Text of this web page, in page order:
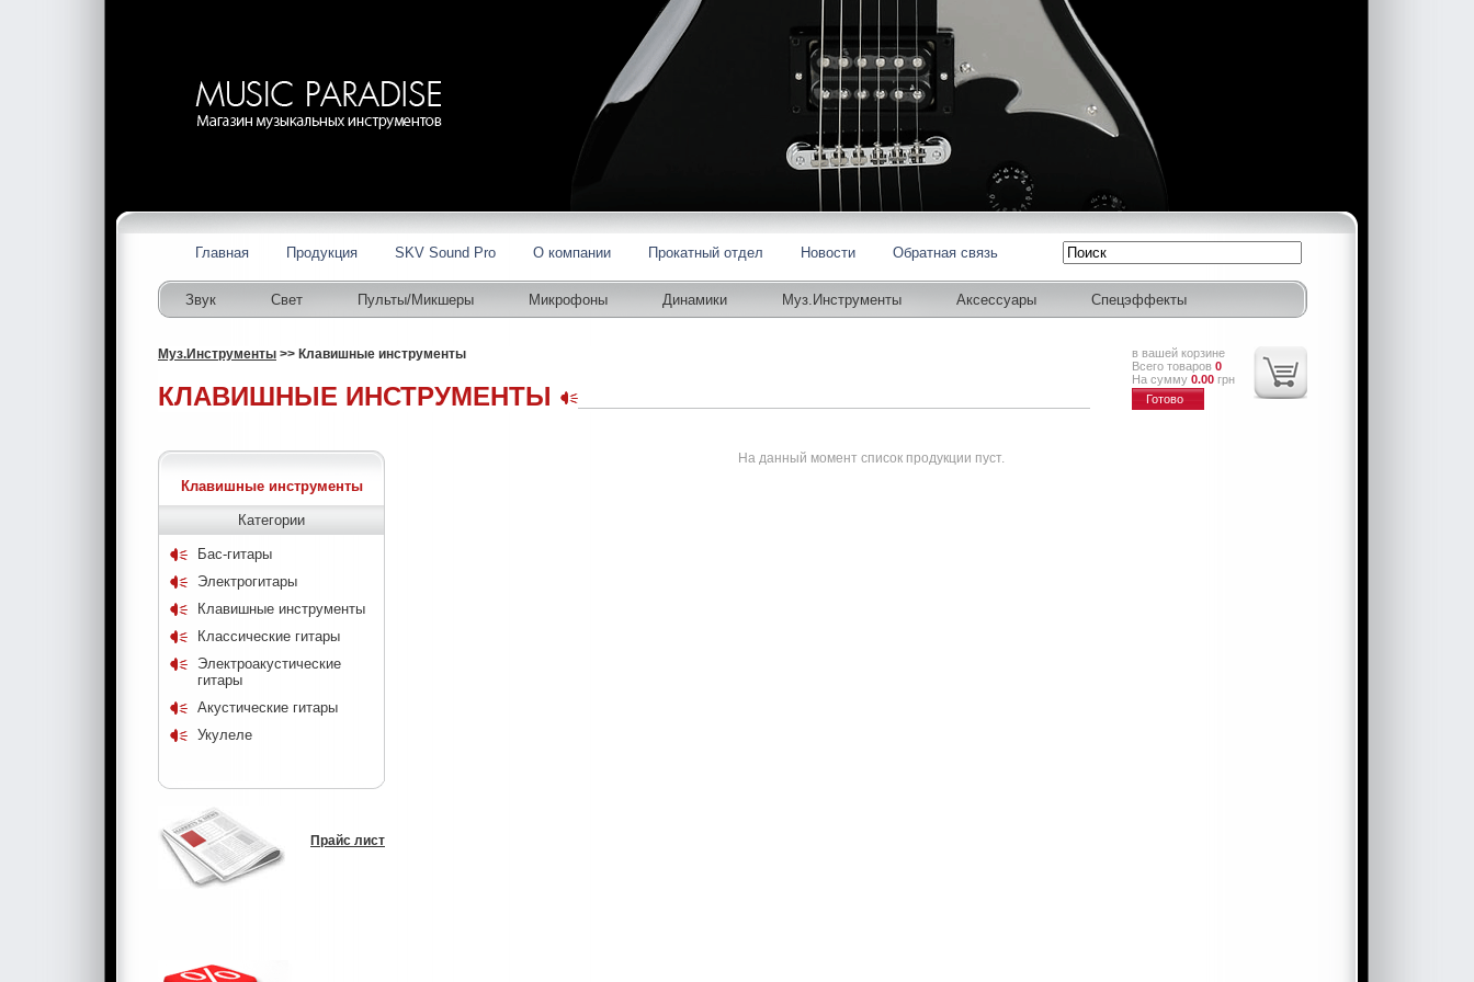
Главная Продукция SKV Sound Pro О компании Прокатный отдел Новости Обратная связь
Звук Свет Пульты/Микшеры Микрофоны Динамики Муз.Инструменты Аксессуары Спецэффекты
Муз.Инструменты >> Клавишные инструменты
КЛАВИШНЫЕ ИНСТРУМЕНТЫ
в вашей корзине
Всего товаров 0
На сумму 0.00 грн
Готово
Клавишные инструменты
Категории
Бас-гитары
Электрогитары
Клавишные инструменты
Классические гитары
Электроакустические
гитары
Акустические гитары
Укулеле
Прайс лист
На данный момент список продукции пуст.